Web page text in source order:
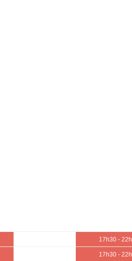
17h30 - 22h
17h30 - 22h